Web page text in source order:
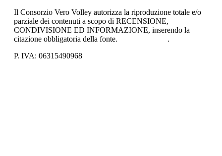
Il Consorzio Vero Volley autorizza la riproduzione totale e/o
parziale dei contenuti a scopo di RECENSIONE,
CONDIVISIONE ED INFORMAZIONE, inserendo la
citazione obbligatoria della fonte.
.
P. IVA: 06315490968